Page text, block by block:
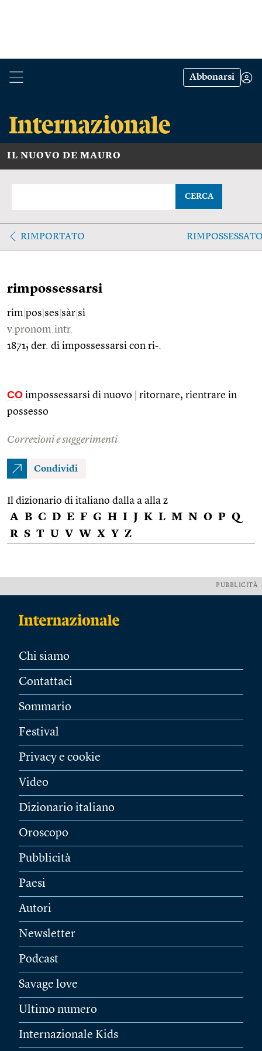
Abbonarsi
IL NUOVO DE MAURO
CERCA
RIMPORTATO
rimpossessarsi
rim pos ses sàr si
v.pronom.intr.
1871; der. di impossessarsi con ri-.
CO impossessarsi di nuovo
ritornare, rientrare in
possesso
Correzioni e suggerimenti
Condividi
Il dizionario di italiano dalla a alla z
A B C D E F G H I J K L M N O P Q
R S T U V W X Y Z
PUBBLICITÀ
Chi siamo
Contattaci
Sommario
Festival
Privacy e cookie
Video
Dizionario italiano
Oroscopo
Pubblicità
Paesi
Autori
Newsletter
Podcast
Savage love
Ultimo numero
Internazionale Kids